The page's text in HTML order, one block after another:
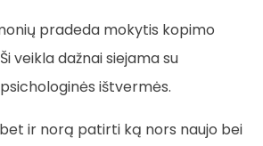
pradeda mokytis kopimo
veikla dažnai siejama su
ištvermės.
ir norą patirti ką nors naujo bei